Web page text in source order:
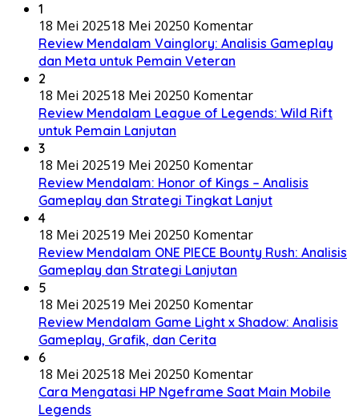
1
18 Mei 202518 Mei 20250 Komentar
Review Mendalam Vainglory: Analisis Gameplay
dan Meta untuk Pemain Veteran
2
18 Mei 202518 Mei 20250 Komentar
Review Mendalam League of Legends: Wild Rift
untuk Pemain Lanjutan
3
18 Mei 202519 Mei 20250 Komentar
Review Mendalam: Honor of Kings – Analisis
Gameplay dan Strategi Tingkat Lanjut
4
18 Mei 202519 Mei 20250 Komentar
Review Mendalam ONE PIECE Bounty Rush: Analisis
Gameplay dan Strategi Lanjutan
5
18 Mei 202519 Mei 20250 Komentar
Review Mendalam Game Light x Shadow: Analisis
Gameplay, Grafik, dan Cerita
6
18 Mei 202518 Mei 20250 Komentar
Cara Mengatasi HP Ngeframe Saat Main Mobile
Legends